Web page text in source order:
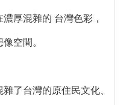
厚混雜的 台灣色彩，
空間。
了台灣的原住民文化、